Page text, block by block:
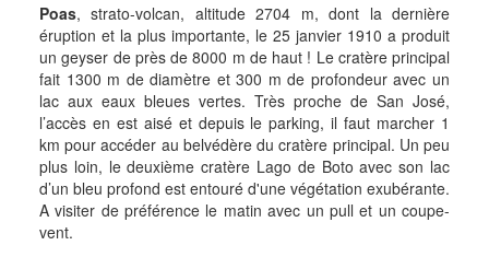
Poas, strato-volcan, altitude 2704 m, dont la dernière
éruption et la plus importante, le 25 janvier 1910 a produit
un geyser de près de 8000 m de haut ! Le cratère principal
fait 1300 m de diamètre et 300 m de profondeur avec un
lac aux eaux bleues vertes. Très proche de San José,
l’accès en est aisé et depuis le parking, il faut marcher 1
km pour accéder au belvédère du cratère principal. Un peu
plus loin, le deuxième cratère Lago de Boto avec son lac
d’un bleu profond est entouré d'une végétation exubérante.
A visiter de préférence le matin avec un pull et un coupe-
vent.